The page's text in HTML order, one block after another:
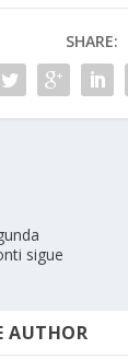
SHARE:
sigue
AUTHOR